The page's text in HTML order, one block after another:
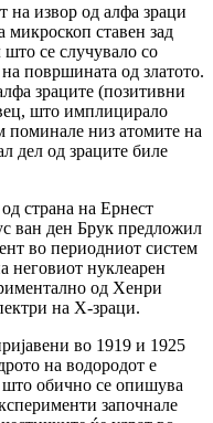
на извор од алфа зраци
микроскоп ставен зад
се случувало со
површината од златото.
зраците (позитивни
што имплицирало
поминале низ атомите на
дел од зраците биле
страна на Ернест
ван ден Брук предложил
во периодниот систем
неговиот нуклеарен
од Хенри
на Х-зраци.
во 1919 и 1925
на водородот е
што обично се опишува
започнале